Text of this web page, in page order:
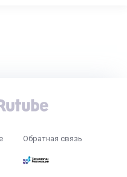
Обратная связь